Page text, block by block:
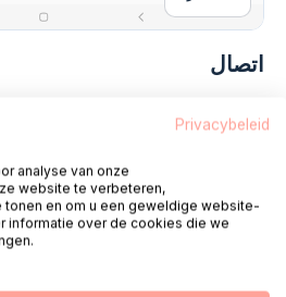
اتصال
مرحبا، اسمي فريد. أنا
جاهز لك.
Privacybeleid
analyse van onze
website te verbeteren,
en om u een geweldige website-
informatie over de cookies die we